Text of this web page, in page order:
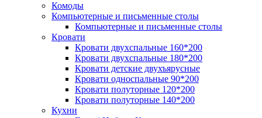
Комоды
Компьютерные и письменные столы
Компьютерные и письменные столы
Кровати
Кровати двухспальные 160*200
Кровати двухспальные 180*200
Кровати детские двухъярусные
Кровати односпальные 90*200
Кровати полуторные 120*200
Кровати полуторные 140*200
Кухни